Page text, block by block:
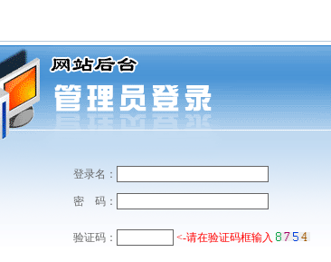
登录名：
密 码：
验证码： <-请在验证码框输入